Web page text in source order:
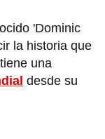
'Dominic
la historia que
una
desde su